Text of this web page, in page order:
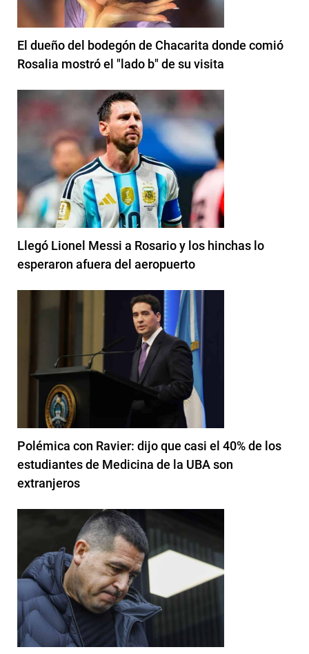
El dueño del bodegón de Chacarita donde comió
Rosalia mostró el "lado b" de su visita
Llegó Lionel Messi a Rosario y los hinchas lo
esperaron afuera del aeropuerto
Polémica con Ravier: dijo que casi el 40% de los
estudiantes de Medicina de la UBA son
extranjeros